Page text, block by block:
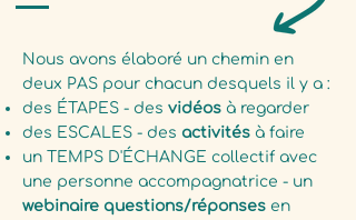
Nous avons élaboré un chemin en
deux PAS pour chacun desquels il y a :
des ÉTAPES - des vidéos à regarder
des ESCALES - des activités à faire
un TEMPS D'ÉCHANGE collectif avec
une personne accompagnatrice - un
webinaire questions/réponses en